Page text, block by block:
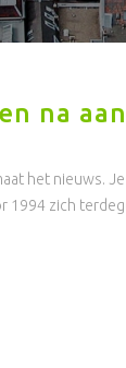
na
het nieuws.
1994 zich